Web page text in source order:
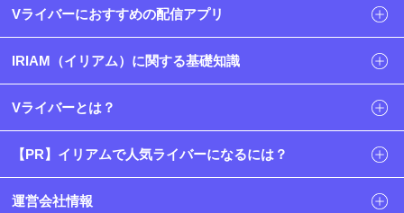
Vライバーにおすすめの配信アプリ
IRIAM（イリアム）に関する基礎知識
Vライバーとは？
【PR】イリアムで人気ライバーになるには？
運営会社情報